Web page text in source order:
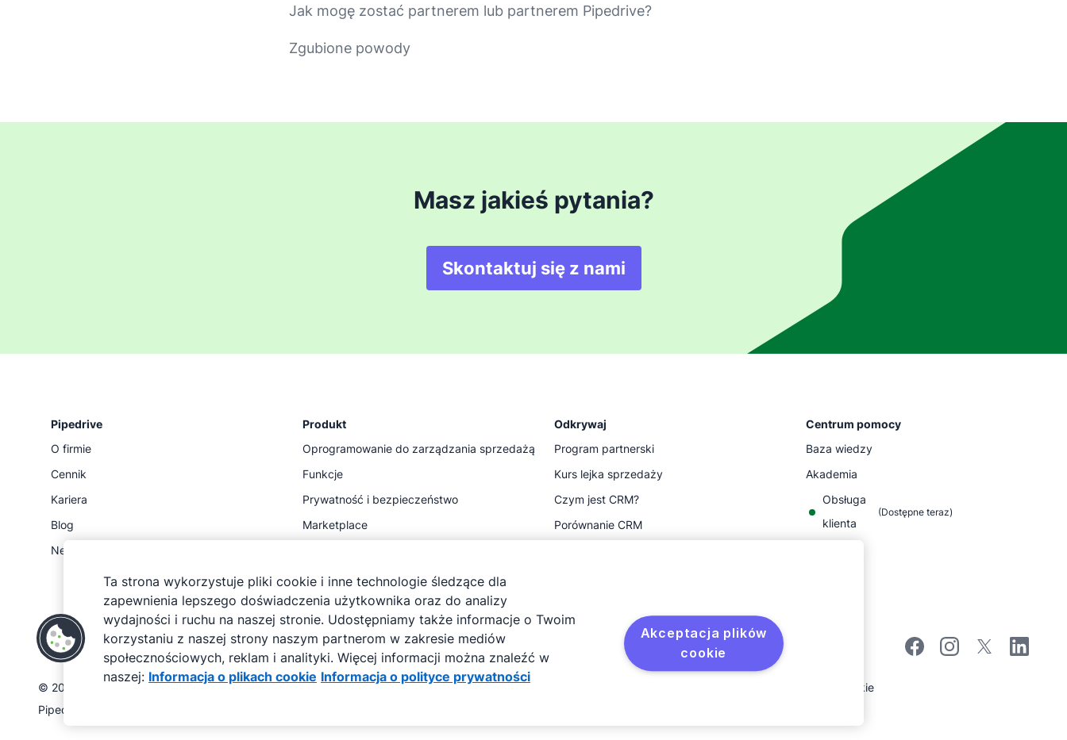
Jak mogę zostać partnerem lub partnerem Pipedrive?
Zgubione powody
Masz jakieś pytania?
Skontaktuj się z nami
Pipedrive
O firmie
Cennik
Kariera
Blog
Newsroom
Produkt
Oprogramowanie do zarządzania sprzedażą
Funkcje
Prywatność i bezpieczeństwo
Marketplace
API
Odkrywaj
Program partnerski
Kurs lejka sprzedaży
Czym jest CRM?
Porównanie CRM
Centrum pomocy
Baza wiedzy
Akademia
Obsługa
klienta
(Dostępne teraz)
© 2026 Pipedrive
Warunki korzystania z usługi Pipedrive
Informacja o polityce prywatności Mapa strony
Preferencje plików cookie
Pipedrive to internetowy CRM sprzedaży.
Ta strona wykorzystuje pliki cookie i inne technologie śledzące dla
zapewnienia lepszego doświadczenia użytkownika oraz do analizy
wydajności i ruchu na naszej stronie. Udostępniamy także informacje o Twoim
korzystaniu z naszej strony naszym partnerom w zakresie mediów
społecznościowych, reklam i analityki. Więcej informacji można znaleźć w
naszej: Informacja o plikach cookie Informacja o polityce prywatności
Akceptacja plików
cookie